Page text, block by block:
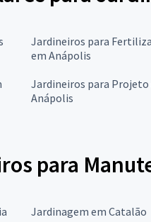
Jardineiros para
em Anápolis
Jardineiros para Projeto
Anápolis
para
Jardinagem em Catalão